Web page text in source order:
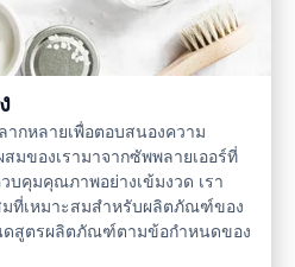
กหลายเพื่อตอบสนองความ
มของเรามาจากซัพพลายเออร์ที่
บคุมคุณภาพอย่างเข้มงวด เรา
ที่เหมาะสมสำหรับผลิตภัณฑ์ของ
ดสูตรผลิตภัณฑ์ตามข้อกำหนดของ